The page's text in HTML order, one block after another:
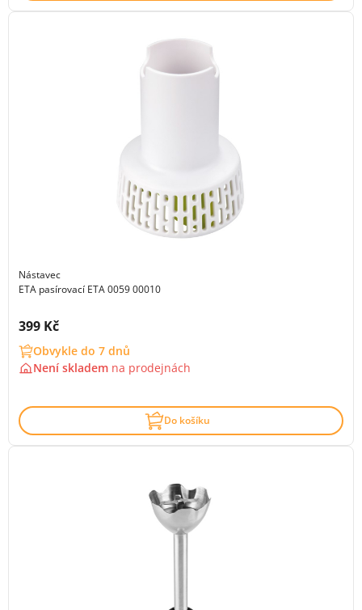
Nástavec
ETA pasírovací ETA 0059 00010
Cena s DPH:
399 Kč
Obvykle do 7 dnů
Není skladem na prodejnách
Do košíku